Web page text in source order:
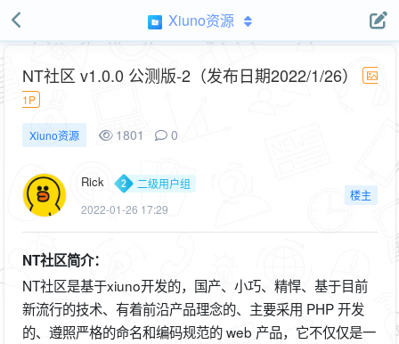
Xiuno资源
NT社区 v1.0.0 公测版-2（发布日期2022/1/26）
1P
Xiuno资源 1801 0
Rick
二级用户组
2022-01-26 17:29
楼主
NT社区简介：
NT社区是基于xiuno开发的，国产、小巧、精悍、基于目前
新流行的技术、有着前沿产品理念的、主要采用 PHP 开发
的、遵照严格的命名和编码规范的 web 产品，它不仅仅是一